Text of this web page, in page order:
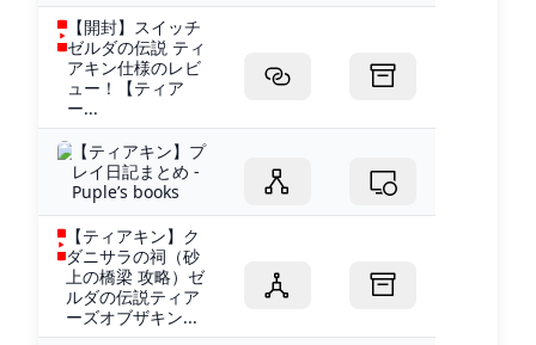
【開封】スイッチ
ゼルダの伝説 ティ
アキン仕様のレビ
ュー！【ティア
ー...
【ティアキン】プ
レイ日記まとめ -
Puple’s books
【ティアキン】ク
ダニサラの祠（砂
上の橋梁 攻略）ゼ
ルダの伝説ティア
ーズオブザキン...